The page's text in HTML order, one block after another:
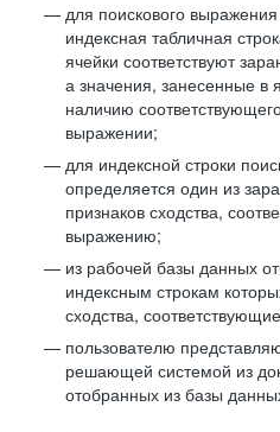
для поискового
индексная табличная
ячейки соответствуют
а значения, занесенные в
наличию
выражении;
для индексной строки
определяется один из
признаков сходства,
выражению;
из рабочей базы данных
индексным строкам
сходства,
пользователю
решающей системой из
отобранных из базы